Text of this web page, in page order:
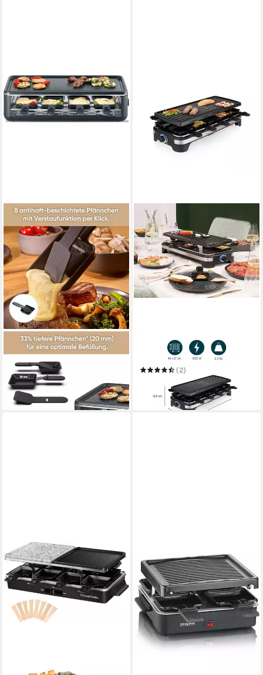
SEVERIN
Raclette Black Line Lite RG
2365
199,95 €
18,26 €mtl. in 12 Raten
leider ausverkauft
PRINCESS
Raclette
(2)
leider ausverkauft